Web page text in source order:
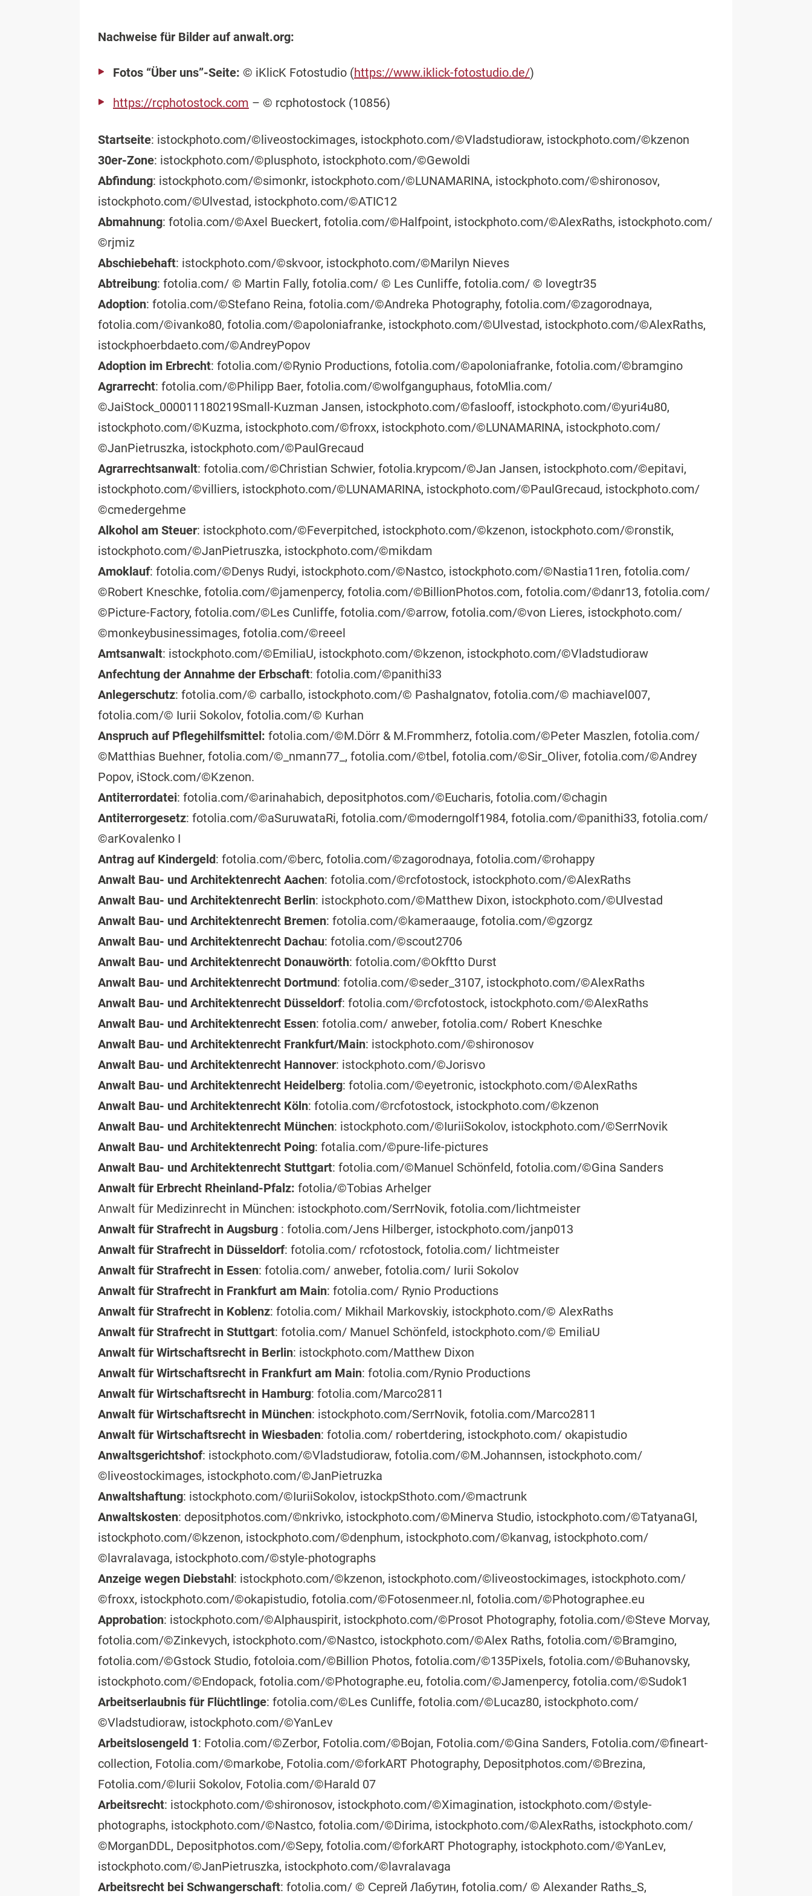
Nachweise für Bilder auf anwalt.org:
Fotos “Über uns”-Seite: © iKlicK Fotostudio (https://www.iklick-fotostudio.de/)
https://rcphotostock.com – © rcphotostock (10856)
Startseite: istockphoto.com/©liveostockimages, istockphoto.com/©Vladstudioraw, istockphoto.com/©kzenon
30er-Zone: istockphoto.com/©plusphoto, istockphoto.com/©Gewoldi
Abfindung: istockphoto.com/©simonkr, istockphoto.com/©LUNAMARINA, istockphoto.com/©shironosov,
istockphoto.com/©Ulvestad, istockphoto.com/©ATIC12
Abmahnung: fotolia.com/©Axel Bueckert, fotolia.com/©Halfpoint, istockphoto.com/©AlexRaths, istockphoto.com/
©rjmiz
Abschiebehaft: istockphoto.com/©skvoor, istockphoto.com/©Marilyn Nieves
Abtreibung: fotolia.com/ © Martin Fally, fotolia.com/ © Les Cunliffe, fotolia.com/ © lovegtr35
Adoption: fotolia.com/©Stefano Reina, fotolia.com/©Andreka Photography, fotolia.com/©zagorodnaya,
fotolia.com/©ivanko80, fotolia.com/©apoloniafranke, istockphoto.com/©Ulvestad, istockphoto.com/©AlexRaths,
istockphoerbdaeto.com/©AndreyPopov
Adoption im Erbrecht: fotolia.com/©Rynio Productions, fotolia.com/©apoloniafranke, fotolia.com/©bramgino
Agrarrecht: fotolia.com/©Philipp Baer, fotolia.com/©wolfganguphaus, fotoMlia.com/
©JaiStock_000011180219Small-Kuzman Jansen, istockphoto.com/©faslooff, istockphoto.com/©yuri4u80,
istockphoto.com/©Kuzma, istockphoto.com/©froxx, istockphoto.com/©LUNAMARINA, istockphoto.com/
©JanPietruszka, istockphoto.com/©PaulGrecaud
Agrarrechtsanwalt: fotolia.com/©Christian Schwier, fotolia.krypcom/©Jan Jansen, istockphoto.com/©epitavi,
istockphoto.com/©villiers, istockphoto.com/©LUNAMARINA, istockphoto.com/©PaulGrecaud, istockphoto.com/
©cmedergehme
Alkohol am Steuer: istockphoto.com/©Feverpitched, istockphoto.com/©kzenon, istockphoto.com/©ronstik,
istockphoto.com/©JanPietruszka, istockphoto.com/©mikdam
Amoklauf: fotolia.com/©Denys Rudyi, istockphoto.com/©Nastco, istockphoto.com/©Nastia11ren, fotolia.com/
©Robert Kneschke, fotolia.com/©jamenpercy, fotolia.com/©BillionPhotos.com, fotolia.com/©danr13, fotolia.com/
©Picture-Factory, fotolia.com/©Les Cunliffe, fotolia.com/©arrow, fotolia.com/©von Lieres, istockphoto.com/
©monkeybusinessimages, fotolia.com/©reeel
Amtsanwalt: istockphoto.com/©EmiliaU, istockphoto.com/©kzenon, istockphoto.com/©Vladstudioraw
Anfechtung der Annahme der Erbschaft: fotolia.com/©panithi33
Anlegerschutz: fotolia.com/© carballo, istockphoto.com/© PashaIgnatov, fotolia.com/© machiavel007,
fotolia.com/© Iurii Sokolov, fotolia.com/© Kurhan
Anspruch auf Pflegehilfsmittel: fotolia.com/©M.Dörr & M.Frommherz, fotolia.com/©Peter Maszlen, fotolia.com/
©Matthias Buehner, fotolia.com/©_nmann77_, fotolia.com/©tbel, fotolia.com/©Sir_Oliver, fotolia.com/©Andrey
Popov, iStock.com/©Kzenon.
Antiterrordatei: fotolia.com/©arinahabich, depositphotos.com/©Eucharis, fotolia.com/©chagin
Antiterrorgesetz: fotolia.com/©aSuruwataRi, fotolia.com/©moderngolf1984, fotolia.com/©panithi33, fotolia.com/
©arKovalenko I
Antrag auf Kindergeld: fotolia.com/©berc, fotolia.com/©zagorodnaya, fotolia.com/©rohappy
Anwalt Bau- und Architektenrecht Aachen: fotolia.com/©rcfotostock, istockphoto.com/©AlexRaths
Anwalt Bau- und Architektenrecht Berlin: istockphoto.com/©Matthew Dixon, istockphoto.com/©Ulvestad
Anwalt Bau- und Architektenrecht Bremen: fotolia.com/©kameraauge, fotolia.com/©gzorgz
Anwalt Bau- und Architektenrecht Dachau: fotolia.com/©scout2706
Anwalt Bau- und Architektenrecht Donauwörth: fotolia.com/©Okftto Durst
Anwalt Bau- und Architektenrecht Dortmund: fotolia.com/©seder_3107, istockphoto.com/©AlexRaths
Anwalt Bau- und Architektenrecht Düsseldorf: fotolia.com/©rcfotostock, istockphoto.com/©AlexRaths
Anwalt Bau- und Architektenrecht Essen: fotolia.com/ anweber, fotolia.com/ Robert Kneschke
Anwalt Bau- und Architektenrecht Frankfurt/Main: istockphoto.com/©shironosov
Anwalt Bau- und Architektenrecht Hannover: istockphoto.com/©Jorisvo
Anwalt Bau- und Architektenrecht Heidelberg: fotolia.com/©eyetronic, istockphoto.com/©AlexRaths
Anwalt Bau- und Architektenrecht Köln: fotolia.com/©rcfotostock, istockphoto.com/©kzenon
Anwalt Bau- und Architektenrecht München: istockphoto.com/©IuriiSokolov, istockphoto.com/©SerrNovik
Anwalt Bau- und Architektenrecht Poing: fotalia.com/©pure-life-pictures
Anwalt Bau- und Architektenrecht Stuttgart: fotolia.com/©Manuel Schönfeld, fotolia.com/©Gina Sanders
Anwalt für Erbrecht Rheinland-Pfalz: fotolia/©Tobias Arhelger
Anwalt für Medizinrecht in München: istockphoto.com/SerrNovik, fotolia.com/lichtmeister
Anwalt für Strafrecht in Augsburg : fotolia.com/Jens Hilberger, istockphoto.com/janp013
Anwalt für Strafrecht in Düsseldorf: fotolia.com/ rcfotostock, fotolia.com/ lichtmeister
Anwalt für Strafrecht in Essen: fotolia.com/ anweber, fotolia.com/ Iurii Sokolov
Anwalt für Strafrecht in Frankfurt am Main: fotolia.com/ Rynio Productions
Anwalt für Strafrecht in Koblenz: fotolia.com/ Mikhail Markovskiy, istockphoto.com/© AlexRaths
Anwalt für Strafrecht in Stuttgart: fotolia.com/ Manuel Schönfeld, istockphoto.com/© EmiliaU
Anwalt für Wirtschaftsrecht in Berlin: istockphoto.com/Matthew Dixon
Anwalt für Wirtschaftsrecht in Frankfurt am Main: fotolia.com/Rynio Productions
Anwalt für Wirtschaftsrecht in Hamburg: fotolia.com/Marco2811
Anwalt für Wirtschaftsrecht in München: istockphoto.com/SerrNovik, fotolia.com/Marco2811
Anwalt für Wirtschaftsrecht in Wiesbaden: fotolia.com/ robertdering, istockphoto.com/ okapistudio
Anwaltsgerichtshof: istockphoto.com/©Vladstudioraw, fotolia.com/©M.Johannsen, istockphoto.com/
©liveostockimages, istockphoto.com/©JanPietruzka
Anwaltshaftung: istockphoto.com/©IuriiSokolov, istockpSthoto.com/©mactrunk
Anwaltskosten: depositphotos.com/©nkrivko, istockphoto.com/©Minerva Studio, istockphoto.com/©TatyanaGI,
istockphoto.com/©kzenon, istockphoto.com/©denphum, istockphoto.com/©kanvag, istockphoto.com/
©lavralavaga, istockphoto.com/©style-photographs
Anzeige wegen Diebstahl : istockphoto.com/©kzenon, istockphoto.com/©liveostockimages, istockphoto.com/
©froxx, istockphoto.com/©okapistudio, fotolia.com/©Fotosenmeer.nl, fotolia.com/©Photographee.eu
Approbation: istockphoto.com/©Alphauspirit, istockphoto.com/©Prosot Photography, fotolia.com/©Steve Morvay,
fotolia.com/©Zinkevych, istockphoto.com/©Nastco, istockphoto.com/©Alex Raths, fotolia.com/©Bramgino,
fotolia.com/©Gstock Studio, fotoloia.com/©Billion Photos, fotolia.com/©135Pixels, fotolia.com/©Buhanovsky,
istockphoto.com/©Endopack, fotolia.com/©Photographe.eu, fotolia.com/©Jamenpercy, fotolia.com/©Sudok1
Arbeitserlaubnis für Flüchtlinge: fotolia.com/©Les Cunliffe, fotolia.com/©Lucaz80, istockphoto.com/
©Vladstudioraw, istockphoto.com/©YanLev
Arbeitslosengeld 1: Fotolia.com/©Zerbor, Fotolia.com/©Bojan, Fotolia.com/©Gina Sanders, Fotolia.com/©fineart-
collection, Fotolia.com/©markobe, Fotolia.com/©forkART Photography, Depositphotos.com/©Brezina,
Fotolia.com/©Iurii Sokolov, Fotolia.com/©Harald 07
Arbeitsrecht: istockphoto.com/©shironosov, istockphoto.com/©Ximagination, istockphoto.com/©style-
photographs, istockphoto.com/©Nastco, fotolia.com/©Dirima, istockphoto.com/©AlexRaths, istockphoto.com/
©MorganDDL, Depositphotos.com/©Sepy, fotolia.com/©forkART Photography, istockphoto.com/©YanLev,
istockphoto.com/©JanPietruszka, istockphoto.com/©lavralavaga
Arbeitsrecht bei Schwangerschaft: fotolia.com/ © Сергей Лабутин, fotolia.com/ © Alexander Raths_S,